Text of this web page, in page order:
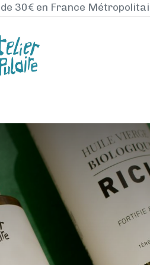
30€ en France